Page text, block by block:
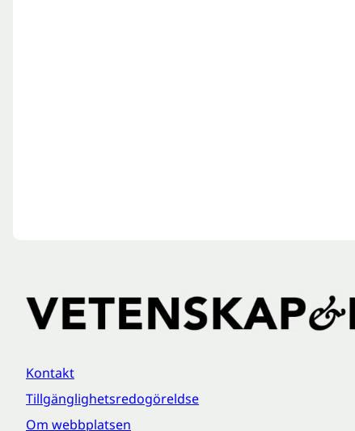
Kontakt
Tillgänglighetsredogöreldse
Om webbplatsen